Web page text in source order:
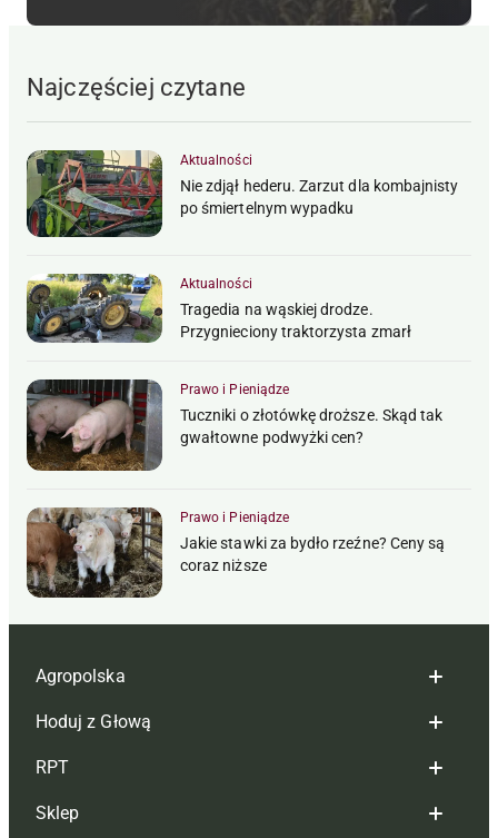
Najczęściej czytane
Aktualności
Nie zdjął hederu. Zarzut dla kombajnisty
po śmiertelnym wypadku
Aktualności
Tragedia na wąskiej drodze.
Przygnieciony traktorzysta zmarł
Prawo i Pieniądze
Tuczniki o złotówkę droższe. Skąd tak
gwałtowne podwyżki cen?
Prawo i Pieniądze
Jakie stawki za bydło rzeźne? Ceny są
coraz niższe
Agropolska
Redakcja
Reklama
Tagi
Hoduj z Głową
Hoduj z głową bydło
Hoduj z głową świnie
RPT
Redakcja
Sklep